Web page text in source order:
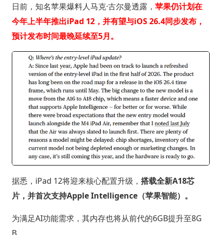
日前，知名苹果爆料人马克·古尔曼透露， 苹果仍计划在
今年上半年推出iPad 12，并有望与iOS 26.4同步发布，
预计发布时间最晚延续至5月。
据悉，iPad 12将迎来核心配置升级， 搭载全新A18芯
片，并首次支持Apple Intelligence（苹果智能）。
为满足AI功能需求，其内存也将从前代的6GB提升至8G